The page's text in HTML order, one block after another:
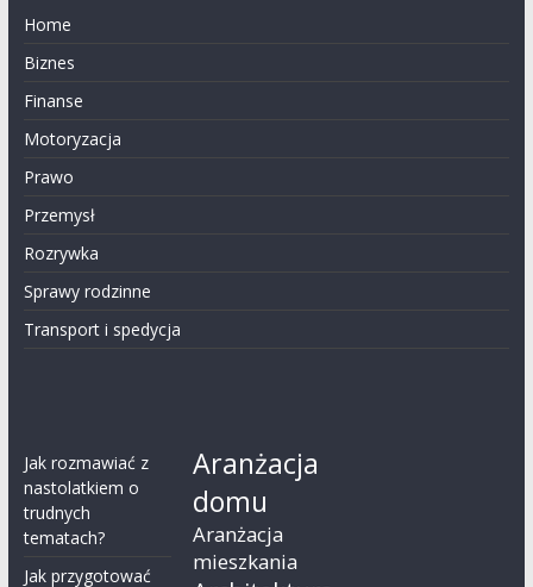
Home
Biznes
Finanse
Motoryzacja
Prawo
Przemysł
Rozrywka
Sprawy rodzinne
Transport i spedycja
Jak rozmawiać z
nastolatkiem o
trudnych
tematach?
Jak przygotować
Aranżacja
domu
Aranżacja
mieszkania